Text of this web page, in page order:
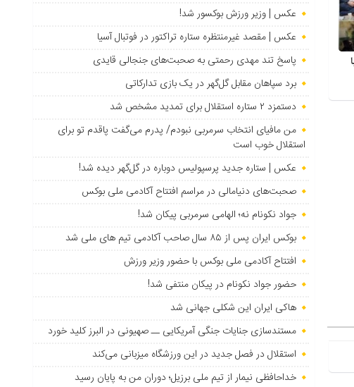
عکس | وزیر ورزش بوکسور شد!
عکس | مقصد غیرمنتظره ستاره تراکتور در فوتبال آسیا
پاسخ تند مهدی رحمتی به صحبت‌های جنجالی قایدی
برد سپاهان مقابل گل‌گهر در یک بازی تدارکاتی
دستمزد ۲ ستاره استقلال برای تمدید مشخص شد
من مافیای انتخاب سرمربی نبودم/ پدرم می‌گفت پاقدم تو برای
استقلال خوب است
عکس | ستاره جدید پرسپولیس دوباره در گل‌گهر دیده شد!
صحبت‌های دنیامالی در مراسم افتتاح آکادمی ملی بوکس
جواد نکونام نه؛ الهامی سرمربی پیکان شد!
بوکس ایران پس از ۸۵ سال صاحب آکادمی تیم های ملی شد
افتتاح آکادمی ملی بوکس با حضور وزیر ورزش
حضور جواد نکونام در پیکان منتفی شد!
هاکی ایران این شکلی جهانی شد
مستندسازی جنایات جنگی آمریکایی ــ صهیونی در البرز کلید خورد
استقلال در فصل جدید در این ورزشگاه میزبانی می‌کند
خداحافظی نیمار از تیم ملی برزیل؛ دوران من به پایان رسید